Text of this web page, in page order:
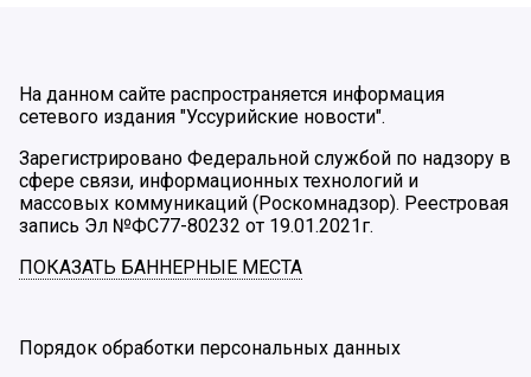
На данном сайте распространяется информация
сетевого издания "Уссурийские новости".
Зарегистрировано Федеральной службой по надзору в
сфере связи, информационных технологий и
массовых коммуникаций (Роскомнадзор). Реестровая
запись Эл №ФС77-80232 от 19.01.2021г.
ПОКАЗАТЬ БАННЕРНЫЕ МЕСТА
Порядок обработки персональных данных